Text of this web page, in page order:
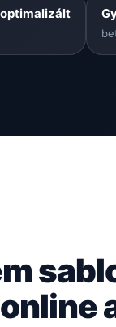
online